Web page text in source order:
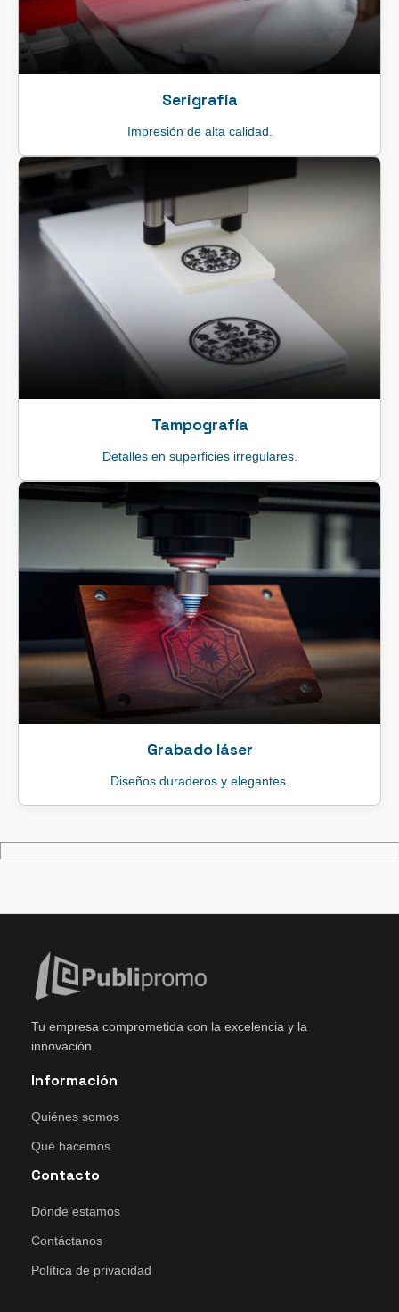
Serigrafía
Impresión de alta calidad.
Tampografía
Detalles en superficies irregulares.
Grabado láser
Diseños duraderos y elegantes.
Tu empresa comprometida con la excelencia y la
innovación.
Información
Quiénes somos
Qué hacemos
Contacto
Dónde estamos
Contáctanos
Política de privacidad